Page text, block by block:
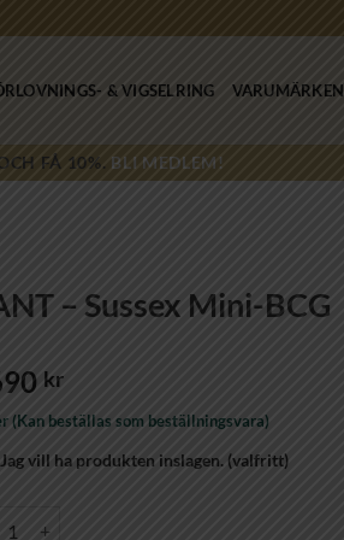
& VIGSELRING VARUMÄRKEN
FÅ 10%. BLI MEDLEM!
– Sussex Mini-BCG
kr
(Kan beställas som beställningsvara)
Jag vill ha produkten inslagen. (valfritt)